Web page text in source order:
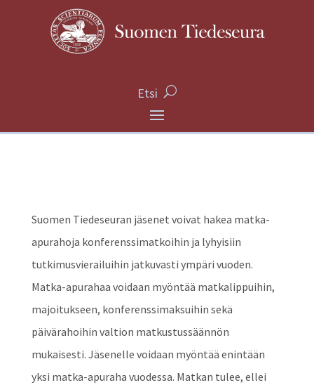
Etsi
Suomen Tiedeseuran jäsenet voivat hakea matka-
apurahoja konferenssimatkoihin ja lyhyisiin
tutkimusvierailuihin jatkuvasti ympäri vuoden.
Matka-apurahaa voidaan myöntää matkalippuihin,
majoitukseen, konferenssimaksuihin sekä
päivärahoihin valtion matkustussäännön
mukaisesti. Jäsenelle voidaan myöntää enintään
yksi matka-apuraha vuodessa. Matkan tulee, ellei